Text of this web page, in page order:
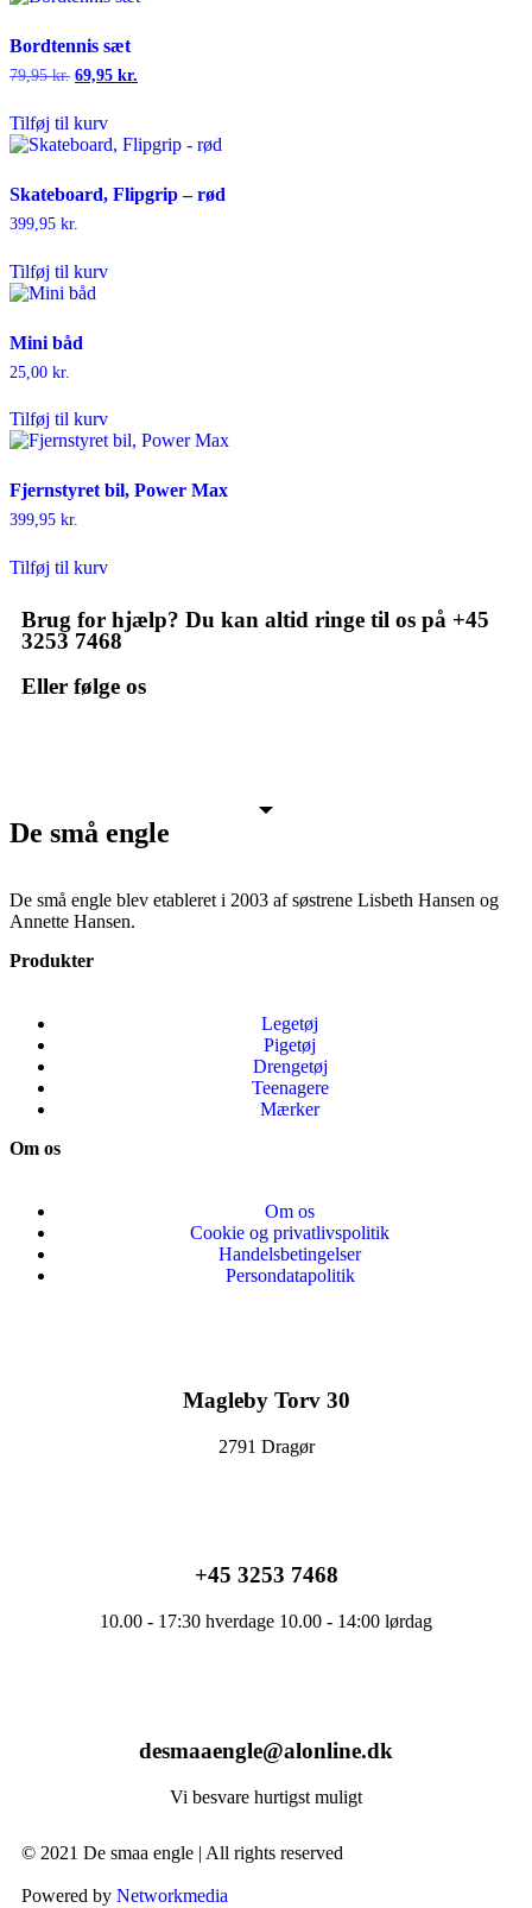
Bordtennis sæt
79,95kr. 69,95 kr.
Tilføj til kurv
Skateboard, Flipgrip – rød
399,95 kr.
Tilføj til kurv
Mini båd
25,00 kr.
Tilføj til kurv
Fjernstyret bil, Power Max
399,95 kr.
Tilføj til kurv
Brug for hjælp? Du kan altid ringe til os på +45
3253 7468
Eller følge os
De små engle
De små engle blev etableret i 2003 af søstrene Lisbeth Hansen og
Annette Hansen.
Produkter
Legetøj
Pigetøj
Drengetøj
Teenagere
Mærker
Om os
Om os
Cookie og privatlivspolitik
Handelsbetingelser
Persondatapolitik
Magleby Torv 30
2791 Dragør
+45 3253 7468
10.00 - 17:30 hverdage 10.00 - 14:00 lørdag
desmaaengle@alonline.dk
Vi besvare hurtigst muligt
© 2021 De smaa engle | All rights reserved
Powered by Networkmedia